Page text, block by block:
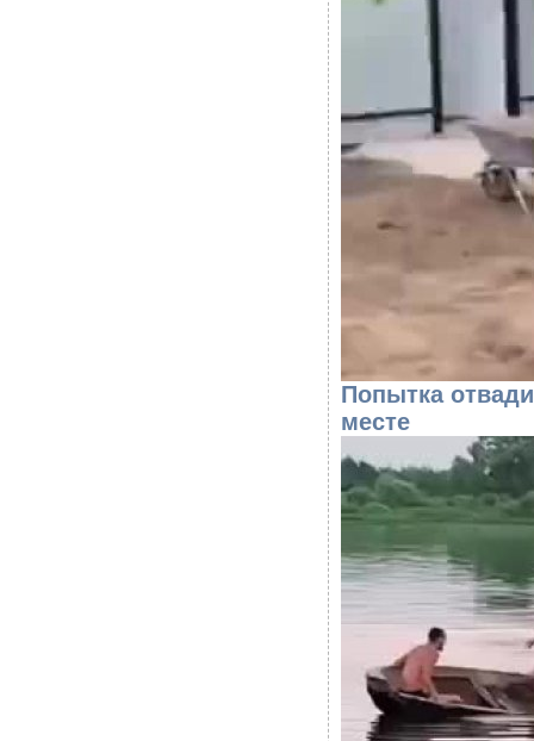
Попытка
месте